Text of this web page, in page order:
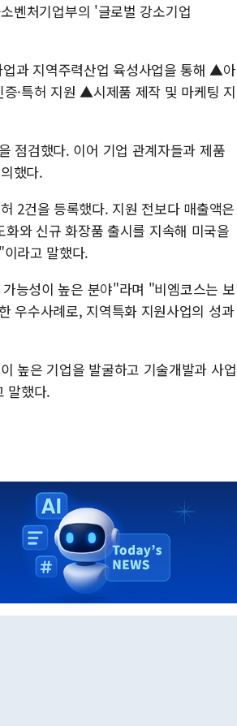
벤처기업부의 '글로벌 강소기업
과 지역주력산업 육성사업을 통해 ▲아
·특허 지원 ▲시제품 제작 및 마케팅 지
점검했다. 이어 기업 관계자들과 제품
했다.
2건을 등록했다. 지원 전보다 매출액은
와 신규 화장품 출시를 지속해 미국을
라고 말했다.
능성이 높은 분야"라며 "비엠코스는 보
우수사례로, 지역특화 지원사업의 성과
높은 기업을 발굴하고 기술개발과 사업
말했다.